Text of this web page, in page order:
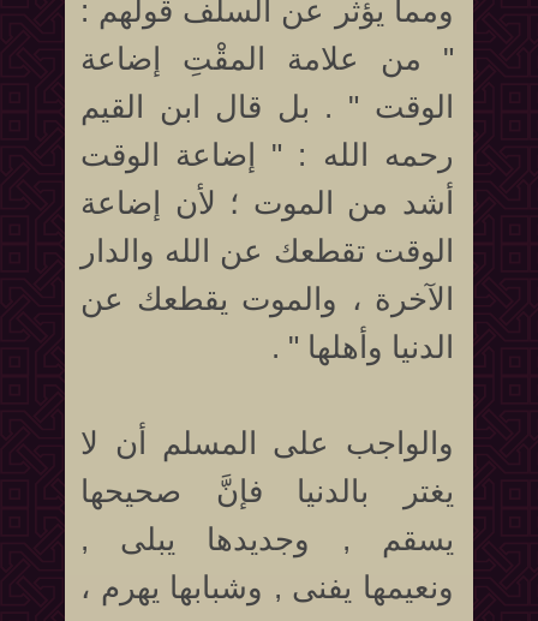
ومما يؤثر عن السلف قولهم :
" من علامة المقْتِ إضاعة
الوقت " . بل قال ابن القيم
رحمه الله : " إضاعة الوقت
أشد من الموت ؛ لأن إضاعة
الوقت تقطعك عن الله والدار
الآخرة ، والموت يقطعك عن
الدنيا وأهلها " .
والواجب على المسلم أن لا
يغتر بالدنيا فإنَّ صحيحها
يسقم , وجديدها يبلى ,
ونعيمها يفنى , وشبابها يهرم ،